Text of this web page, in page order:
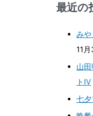
最近の
み
11
山
トⅣ
七夕